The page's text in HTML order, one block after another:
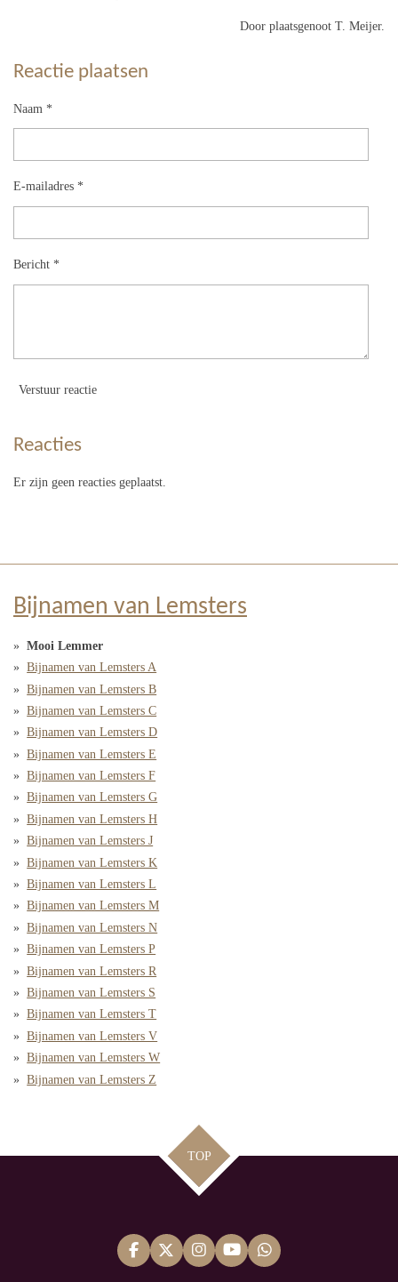
Door plaatsgenoot T. Meijer.
Reactie plaatsen
Naam *
E-mailadres *
Bericht *
Verstuur reactie
Reacties
Er zijn geen reacties geplaatst.
Bijnamen van Lemsters
Mooi Lemmer
Bijnamen van Lemsters A
Bijnamen van Lemsters B
Bijnamen van Lemsters C
Bijnamen van Lemsters D
Bijnamen van Lemsters E
Bijnamen van Lemsters F
Bijnamen van Lemsters G
Bijnamen van Lemsters H
Bijnamen van Lemsters J
Bijnamen van Lemsters K
Bijnamen van Lemsters L
Bijnamen van Lemsters M
Bijnamen van Lemsters N
Bijnamen van Lemsters P
Bijnamen van Lemsters R
Bijnamen van Lemsters S
Bijnamen van Lemsters T
Bijnamen van Lemsters V
Bijnamen van Lemsters W
Bijnamen van Lemsters Z
TOP
F
a
X
I
n
Y
o
W
h